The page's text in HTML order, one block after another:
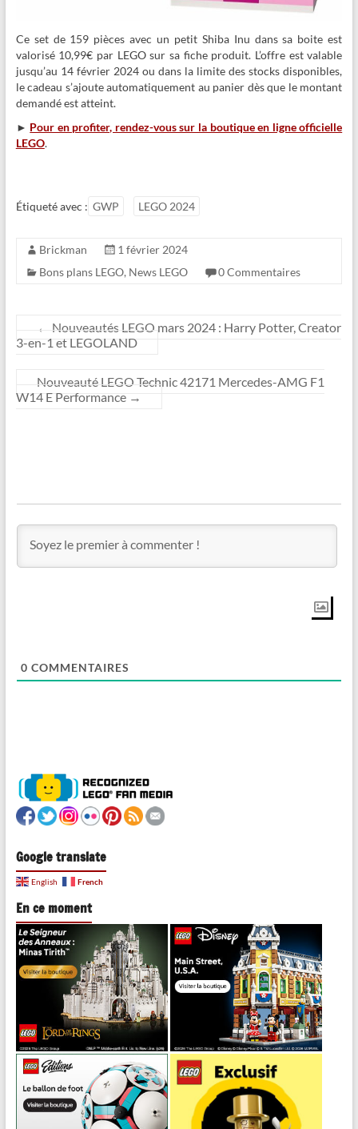
Ce set de 159 pièces avec un petit Shiba Inu dans sa boite est
valorisé 10,99€ par LEGO sur sa fiche produit. L’offre est valable
jusqu’au 14 février 2024 ou dans la limite des stocks disponibles,
le cadeau s’ajoute automatiquement au panier dès que le montant
demandé est atteint.
► Pour en profiter, rendez-vous sur la boutique en ligne officielle
LEGO.
Étiqueté avec : GWP LEGO 2024
Brickman
1 février 2024
Bons plans LEGO, News LEGO 0 Commentaires
←
Nouveautés LEGO mars 2024 : Harry Potter, Creator
3-en-1 et LEGOLAND
Nouveauté LEGO Technic 42171 Mercedes-AMG F1
W14 E Performance →
0 COMMENTAIRES
Google translate
English French
En ce moment